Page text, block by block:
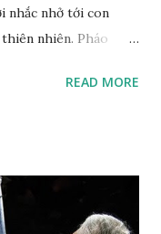
nhắc nhở tới con
nhiên. Pháo
Khi nhiếp ảnh gia
không nói "hoàn
luyện"; mà là ẩn dụ
READ MORE